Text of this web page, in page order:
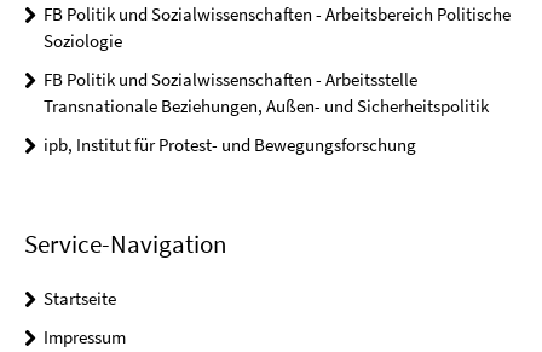
FB Politik und Sozialwissenschaften - Arbeitsbereich Politische
Soziologie
FB Politik und Sozialwissenschaften - Arbeitsstelle
Transnationale Beziehungen, Außen- und Sicherheitspolitik
ipb, Institut für Protest- und Bewegungsforschung
Service-Navigation
Startseite
Impressum